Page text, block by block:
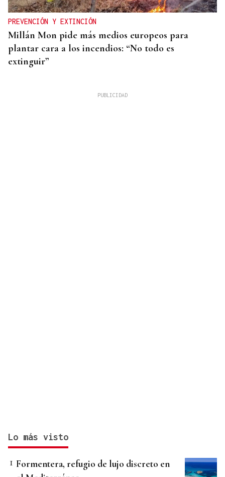
PREVENCIÓN Y EXTINCIÓN
Millán Mon pide más medios europeos para
plantar cara a los incendios: “No todo es
extinguir”
Lo más visto
Formentera, refugio de lujo discreto en